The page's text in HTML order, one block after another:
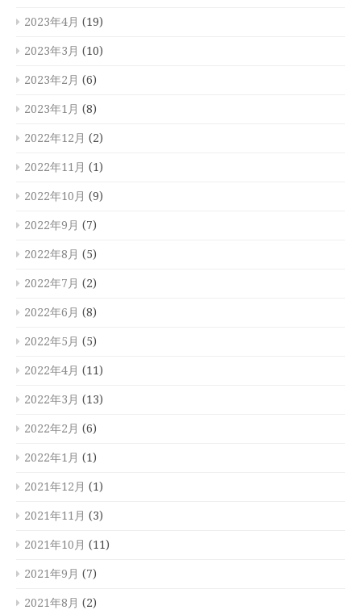
2023年4月 (19)
2023年3月 (10)
2023年2月 (6)
2023年1月 (8)
2022年12月 (2)
2022年11月 (1)
2022年10月 (9)
2022年9月 (7)
2022年8月 (5)
2022年7月 (2)
2022年6月 (8)
2022年5月 (5)
2022年4月 (11)
2022年3月 (13)
2022年2月 (6)
2022年1月 (1)
2021年12月 (1)
2021年11月 (3)
2021年10月 (11)
2021年9月 (7)
2021年8月 (2)